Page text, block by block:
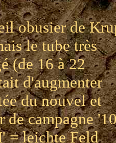
obusier de
le tube très
(de 16 à 22
d'augmenter
du nouvel et
de campagne
= leichte Feld